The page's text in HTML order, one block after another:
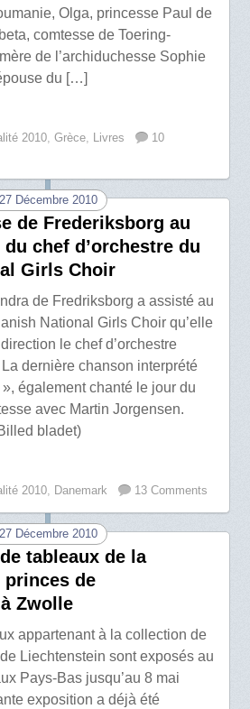
Olga, princesse Paul de
comtesse de Toering-
de l’archiduchesse Sophie
du […]
2010 ,Grèce Livres
10
27 Décembre 2010
de Frederiksborg au
chef d’orchestre du
Girls Choir
de Fredriksborg a assisté au
National Girls Choir qu’elle
le chef d’orchestre
dernière chanson interprété
également chanté le jour du
avec Martin Jorgensen.
bladet)
2010, Danemark 13 Comments
27 Décembre 2010
tableaux de la
de
Zwolle
appartenant à la collection de
Liechtenstein sont exposés au
Pays-Bas jusqu’au 8 mai
exposition a déjà été